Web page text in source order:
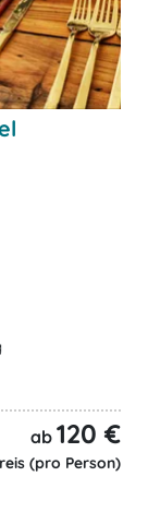
ab 120 €
(pro Person)